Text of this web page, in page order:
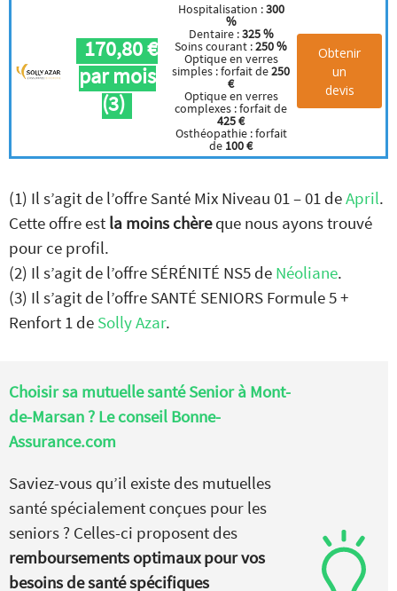
170,80 €
par mois
(3)
Hospitalisation :300
%
Dentaire :325 %
Soins courant :250 %
Optique en verres
simples : forfait de250
€
Optique en verres
complexes : forfait de
425 €
Osthéopathie : forfait
de 100 €
Obtenir
un
devis
(1) Il s’agit de l’offre Santé Mix Niveau 01 – 01 deApril.
Cette offre est la moins chèreque nous ayons trouvé
pour ce profil.
(2) Il s’agit de l’offre SÉRÉNITÉ NS5 de Néoliane.
(3) Il s’agit de l’offre SANTÉ SENIORS Formule 5 +
Renfort 1 de Solly Azar.
Choisir sa mutuelle santé Senior à Mont-
de-Marsan ? Le conseil Bonne-
Assurance.com
Saviez-vous qu’il existe des mutuelles
santé spécialement conçues pour les
seniors ? Celles-ci proposent des
remboursements optimaux pour vos
besoins de santé spécifiques